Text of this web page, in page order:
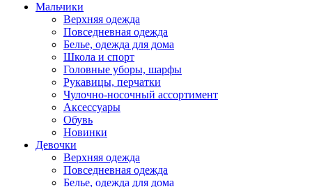
Мальчики
Верхняя одежда
Повседневная одежда
Белье, одежда для дома
Школа и спорт
Головные уборы, шарфы
Рукавицы, перчатки
Чулочно-носочный ассортимент
Аксессуары
Обувь
Новинки
Девочки
Верхняя одежда
Повседневная одежда
Белье, одежда для дома